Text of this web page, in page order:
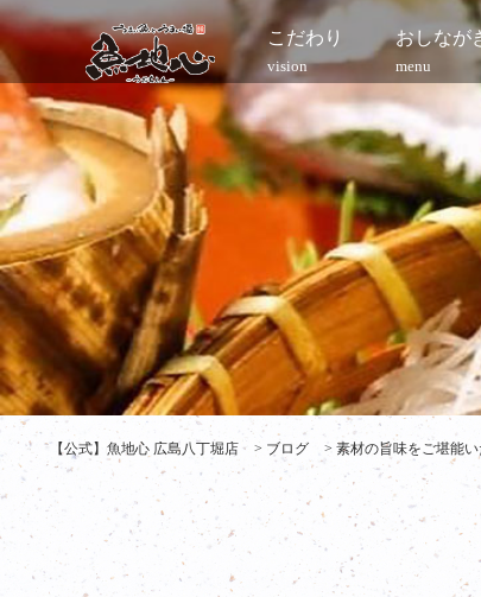
こだわり
vision
おしなが
menu
【公式】魚地心 広島八丁堀店 > ブログ > 素材の旨味をご堪能